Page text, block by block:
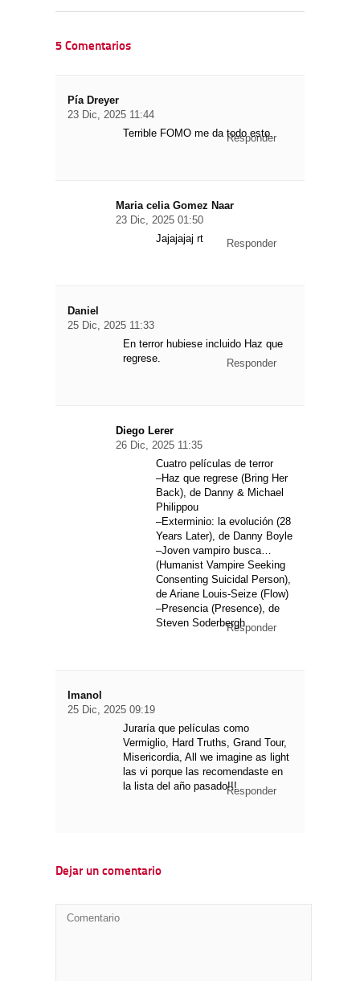
5 Comentarios
Pía Dreyer
23 Dic, 2025 11:44
Terrible FOMO me da todo esto.
Responder
Maria celia Gomez Naar
23 Dic, 2025 01:50
Jajajajaj rt
Responder
Daniel
25 Dic, 2025 11:33
En terror hubiese incluido Haz que
regrese.
Responder
Diego Lerer
26 Dic, 2025 11:35
Cuatro películas de terror
–Haz que regrese (Bring Her
Back), de Danny & Michael
Philippou
–Exterminio: la evolución (28
Years Later), de Danny Boyle
–Joven vampiro busca…
(Humanist Vampire Seeking
Consenting Suicidal Person),
de Ariane Louis-Seize (Flow)
–Presencia (Presence), de
Steven SoderberghResponder
Imanol
25 Dic, 2025 09:19
Juraría que películas como
Vermiglio, Hard Truths, Grand Tour,
Misericordia, All we imagine as light
las vi porque las recomendaste en
la lista del año pasado!!!Responder
Dejar un comentario